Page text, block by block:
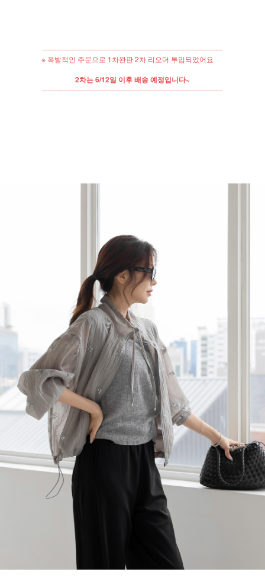
----------------------------------------------------------------------------
※ 폭발적인 주문으로 1차완판 2차 리오더 투입되었어요
2차는 6/12일 이후 배송 예정입니다~
----------------------------------------------------------------------------